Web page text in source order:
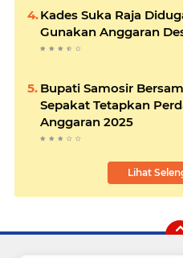
Kades Suka Raja
Gunakan Anggaran
Bupati Samosir
Sepakat Tetapkan
Anggaran 2025
Lihat